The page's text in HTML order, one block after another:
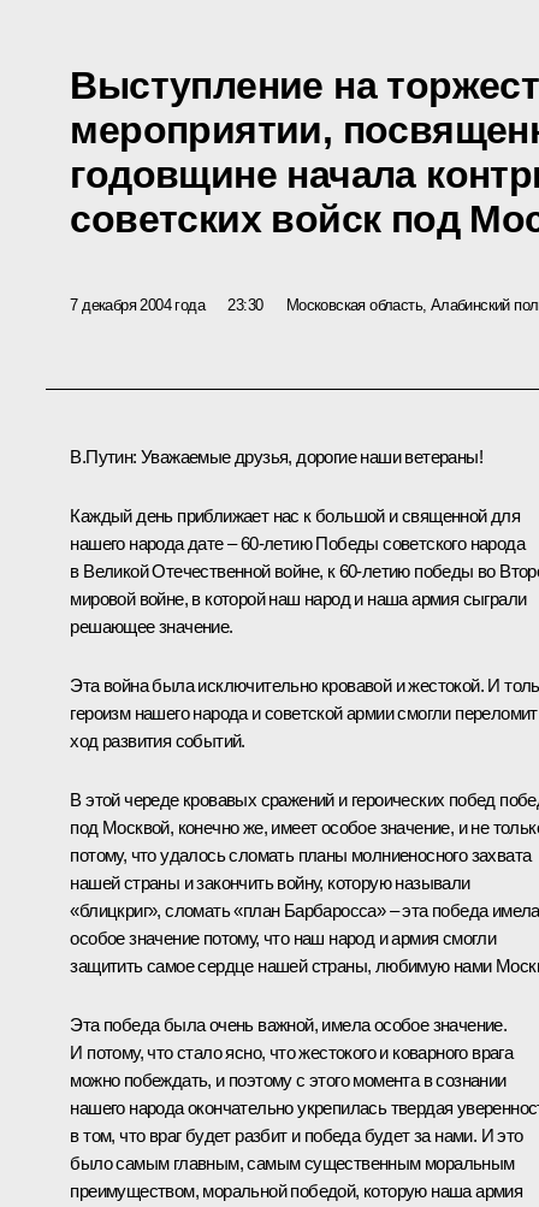
Выступление на
мероприятии,
годовщине начала
советских войск под
7 декабря 2004 года 23:30 Московская область, Алабинский
В.Путин: Уважаемые друзья, дорогие наши ветераны!
Каждый день приближает нас к большой и священной для
нашего народа дате – 60-летию Победы советского народа
в Великой Отечественной войне, к 60-летию победы во
мировой войне, в которой наш народ и наша армия сыграли
решающее значение.
Эта война была исключительно кровавой и жестокой. И
героизм нашего народа и советской армии смогли
ход развития событий.
В этой череде кровавых сражений и героических побед
под Москвой, конечно же, имеет особое значение, и не
потому, что удалось сломать планы молниеносного захвата
нашей страны и закончить войну, которую называли
«блицкриг», сломать «план Барбаросса» – эта победа имела
особое значение потому, что наш народ и армия смогли
защитить самое сердце нашей страны, любимую нами
Эта победа была очень важной, имела особое значение.
И потому, что стало ясно, что жестокого и коварного врага
можно побеждать, и поэтому с этого момента в сознании
нашего народа окончательно укрепилась твердая
в том, что враг будет разбит и победа будет за нами. И это
было самым главным, самым существенным моральным
преимуществом, моральной победой, которую наша армия